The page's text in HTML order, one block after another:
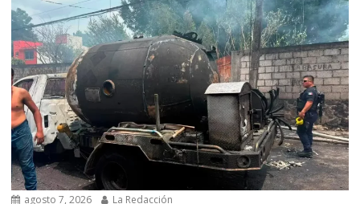
agosto 7, 2026 La Redacción